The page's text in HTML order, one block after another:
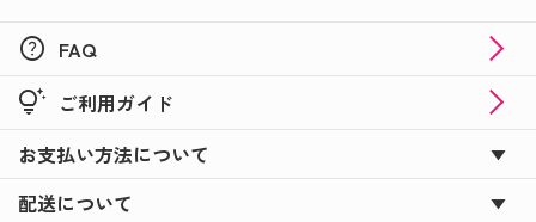
help FAQ
tips_and_updates ご利用ガイド
お支払い方法について
配送について